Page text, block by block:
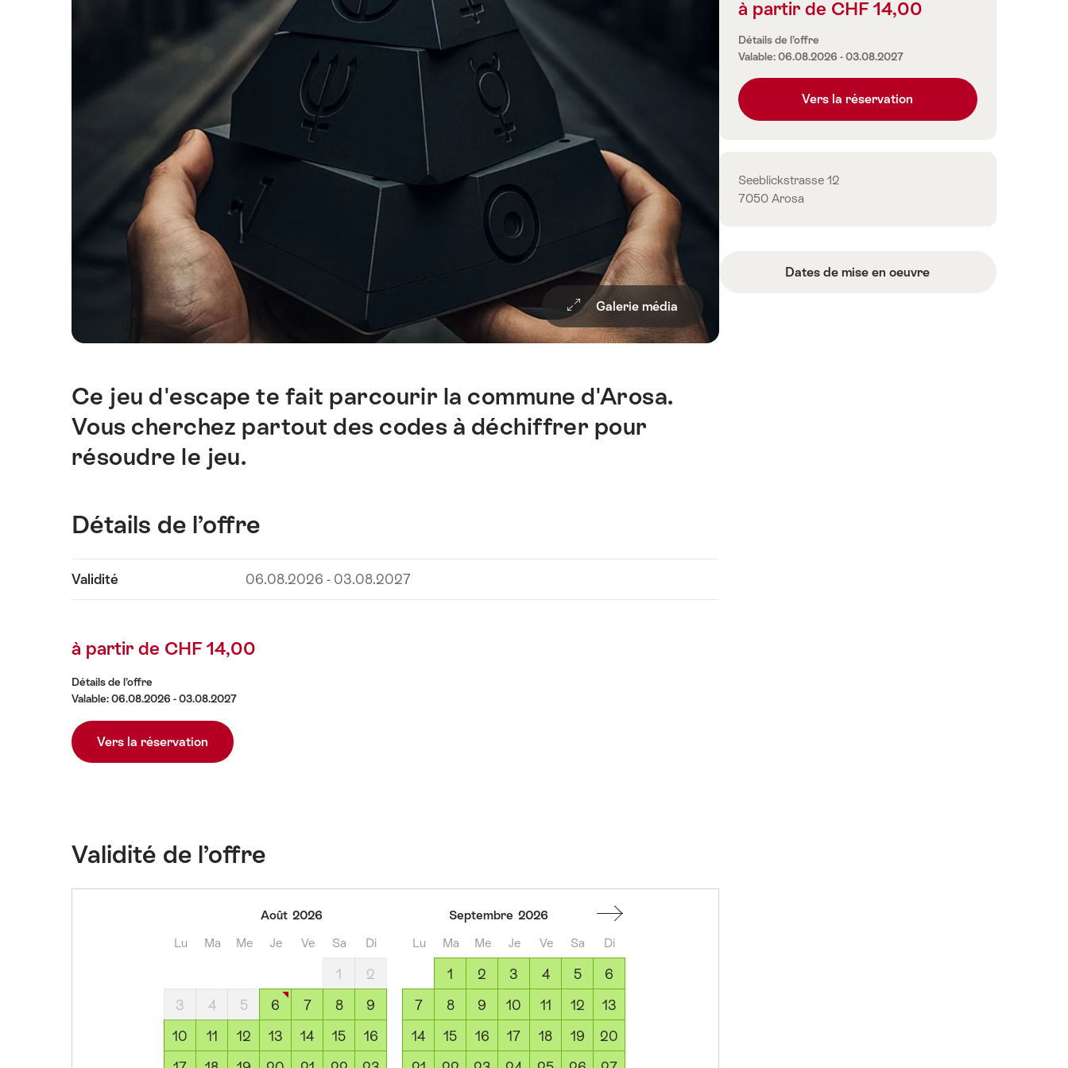
Galerie média
Introduction
Ce jeu d'escape te fait parcourir la commune d'Arosa.
Vous cherchez partout des codes à déchiffrer pour
résoudre le jeu.
Détails de l’offre
de
Validité 06.08.2026 - 03.08.2027
à partir de CHF 14,00
Détails de l’offre
Valable: 06.08.2026 - 03.08.2027
Vers la réservation
Validité de l’offre
Août 2026
Lu Ma Me Je Ve Sa Di
1
2
3
4 5 6 7 8
9
10
11 12 13 14 15
16
Septembre 2026
Lu Ma Me Je Ve Sa Di
1 2 3 4 5
6
7
8 9 10 11 12
13
14
15 16 17 18 19
20
Informations
les
prix
à partir de CHF 14,00
Détails de l’offre
Valable: 06.08.2026 - 03.08.2027
Vers la réservation
Contact
Seeblickstrasse 12
7050 Arosa
Dates de mise en oeuvre